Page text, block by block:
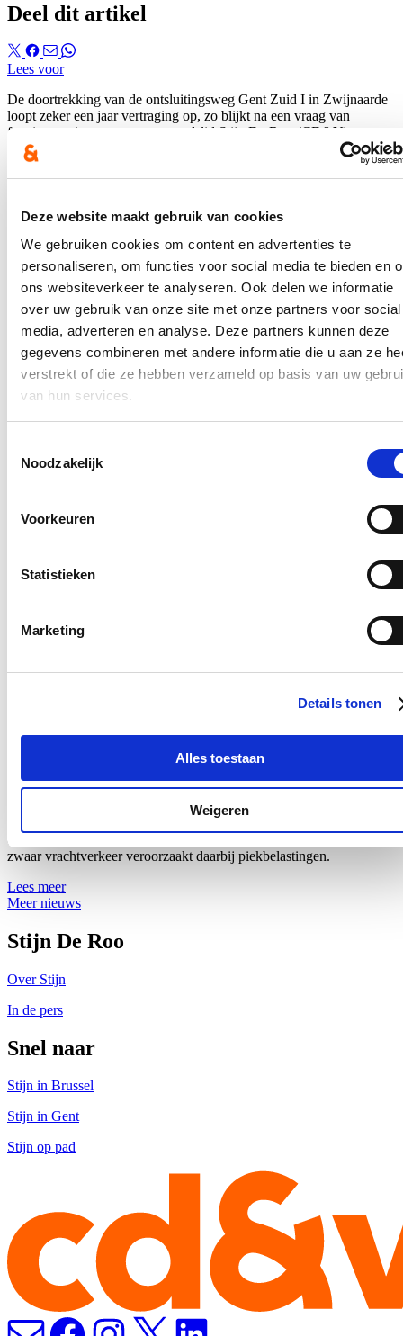
Deze website maakt gebruik van cookies
We gebruiken cookies om content en advertenties te
personaliseren, om functies voor social media te bieden en
ons websiteverkeer te analyseren. Ook delen we informatie
over uw gebruik van onze site met onze partners voor social
media, adverteren en analyse. Deze partners kunnen deze
gegevens combineren met andere informatie die u aan ze
verstrekt of die ze hebben verzameld op basis van uw
van hun services.
Noodzakelijk
Voorkeuren
Statistieken
Marketing
Details tonen
Alles toestaan
Weigeren
Deel dit artikel
Lees voor
De doortrekking van de ontsluitingsweg Gent Zuid I in Zwijnaarde
loopt zeker een jaar vertraging op, zo blijkt na een vraag van
fractievoorzitter en gemeenteraadslid Stijn De Roo (CD&V) aan
Filip Watteeuw (Groen)
Hierover verscheen eenartikelop de website van het Nieuwsblad
Het volledige persbericht kan jehierlezen.
In de pers
Nieuwe speeltuin in Ter Durmenpark komt er nog
dit jaar
05/08/26
Speelzones in de buurt zijn belangrijke ontmoetingsplaatsen voor
kinderen, ouders en buurtbewoners. Ze dragen bij aan de
leefbaarheid van de wijk en bieden kinderen de mogelijkheid om
Lees meer
haverklap vastrijden, krijgt ‘halve knip’
Vanaf 17 juli zullen voertuigen tijdelijk slechts langs één richting
voortuinen: nieuwe poging om drukke straat veiliger
Bewoners van de Beekstraat in Drongen trekken aan de alarmbel
inzake de leefbaarheid van hun straat. De bezorgdheden situeren
overdag als ’s nachts boven de aanbevolen drempelwaarden. Vooral
zwaar vrachtverkeer veroorzaakt daarbij piekbelastingen.
Lees meer
Meer nieuws
Stijn De Roo
Over Stijn
In de pers
Snel naar
Stijn in Brussel
Stijn in Gent
Stijn op pad